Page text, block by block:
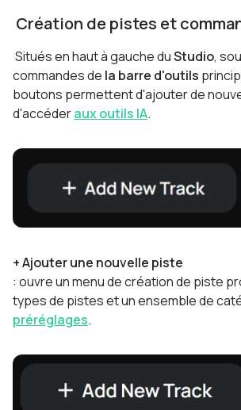
Création de pistes et
Situés en haut à gauche duStudio,
commandes de la barre d'outils
boutons permettent d'ajouter de
d'accéderaux outils IA.
+ Ajouter une nouvelle piste
: ouvre un menu de création de piste
types de pistes et un ensemble de
préréglages.